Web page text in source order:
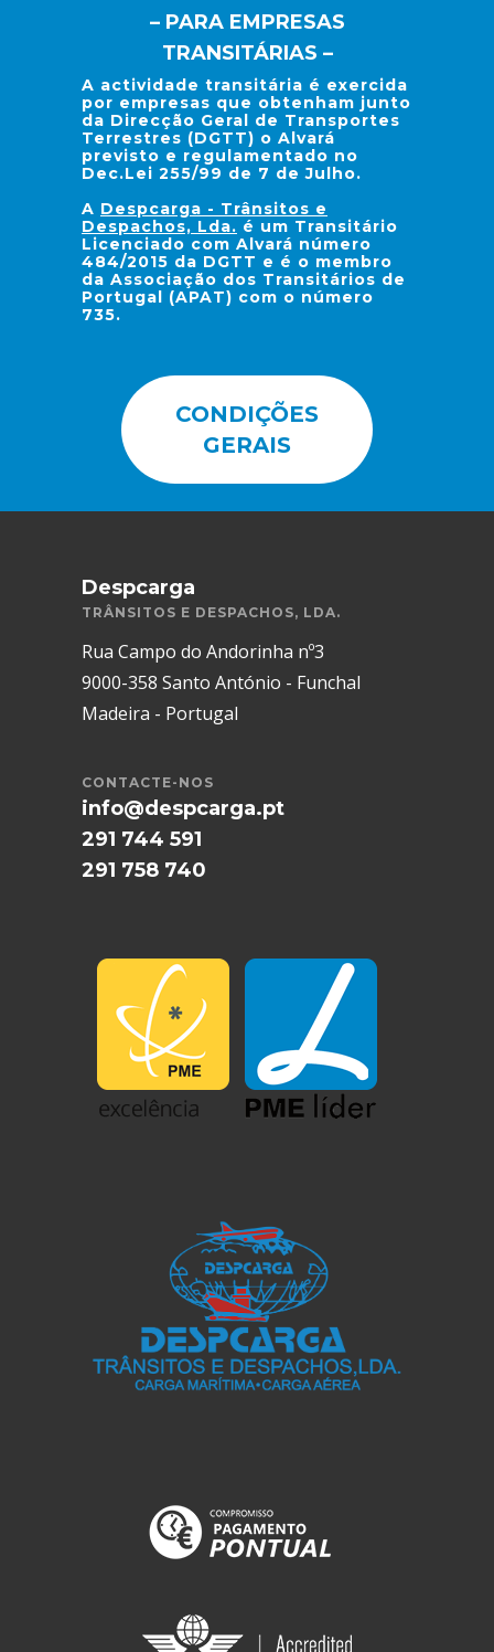
– PARA EMPRESAS
TRANSITÁRIAS –
A actividade transitária é exercida
por empresas que obtenham junto
da Direcção Geral de Transportes
Terrestres (DGTT) o Alvará
previsto e regulamentado no
Dec.Lei 255/99 de 7 de Julho.
A Despcarga - Trânsitos e
Despachos, Lda. é um Transitário
Licenciado com Alvará número
484/2015 da DGTT e é o membro
da Associação dos Transitários de
Portugal (APAT) com o número
735.
CONDIÇÕES
GERAIS
Despcarga
TRÂNSITOS E DESPACHOS, LDA.
Rua Campo do Andorinha nº3
9000-358 Santo António - Funchal
Madeira - Portugal
CONTACTE-NOS
info@despcarga.pt
291 744 591
291 758 740